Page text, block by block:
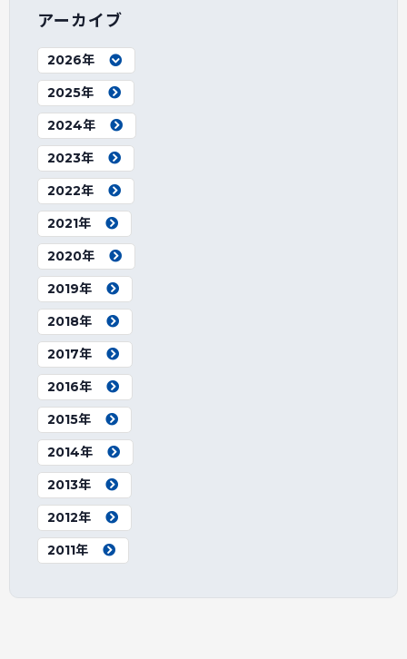
アーカイブ
2026年
2025年
2024年
2023年
2022年
2021年
2020年
2019年
2018年
2017年
2016年
2015年
2014年
2013年
2012年
2011年